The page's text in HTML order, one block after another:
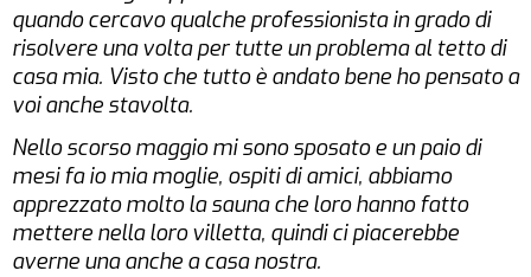
quando cercavo qualche professionista in grado di
risolvere una volta per tutte un problema al tetto di
casa mia. Visto che tutto è andato bene ho pensato a
voi anche stavolta.
Nello scorso maggio mi sono sposato e un paio di
mesi fa io mia moglie, ospiti di amici, abbiamo
apprezzato molto la sauna che loro hanno fatto
mettere nella loro villetta, quindi ci piacerebbe
averne una anche a casa nostra.